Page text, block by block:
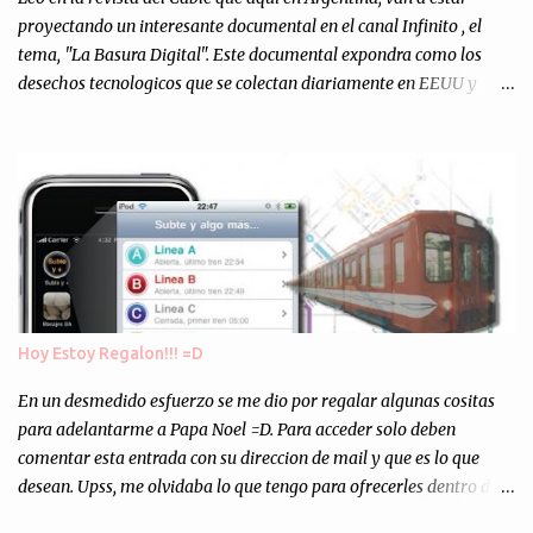
personalmente, un éxito y un logro sin precedentes. Sinceram...
proyectando un interesante documental en el canal Infinito , el
tema, "La Basura Digital". Este documental expondra como los
desechos tecnologicos que se colectan diariamente en EEUU y
Asi, todos los residuos sonincinerados produciendo lo que los
ambientalistas llaman "La Pesadilla de la Edad Cibernetica". La
transmision es el Domingo 2 de diciembre a las 21:00 hs. Me
parecio muy interesante, no creo que lo pueda ver por la hora, asi
que los comentarios los dejo en sus manos...
Hoy Estoy Regalon!!! =D
En un desmedido esfuerzo se me dio por regalar algunas cositas
para adelantarme a Papa Noel =D. Para acceder solo deben
comentar esta entrada con su direccion de mail y que es lo que
desean. Upss, me olvidaba lo que tengo para ofrecerles dentro de